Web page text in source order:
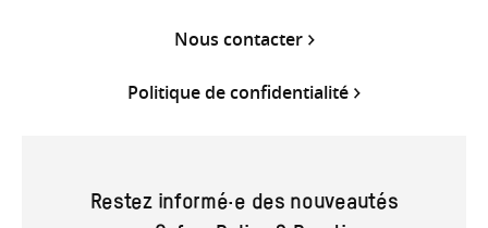
Nous contacter
Politique de confidentialité
Restez informé·e des nouveautés